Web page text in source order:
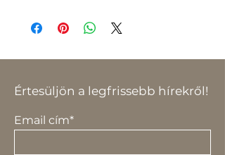
Értesüljön a legfrissebb hírekről!
Email cím*